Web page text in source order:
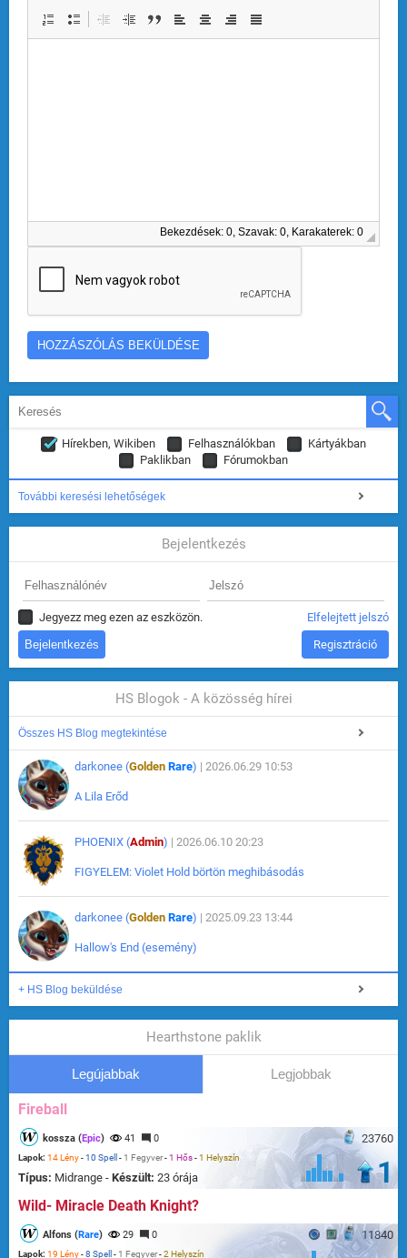
Bekezdések: 0, Szavak: 0, Karakaterek: 0
Hírekben, Wikiben Felhasználókban
Kártyákban
Paklikban
Fórumokban
További keresési lehetőségek
Bejelentkezés
Jegyezz meg ezen az eszközön. Elfelejtett jelszó
Regisztráció
HS Blogok - A közösség hírei
Összes HS Blog megtekintése
darkonee (Golden Rare) | 2026.06.29 10:53
A Lila Erőd
PHOENIX (Admin) | 2026.06.10 20:23
FIGYELEM: Violet Hold börtön meghibásodás
darkonee (Golden Rare) | 2025.09.23 13:44
Hallow's End (esemény)
+ HS Blog beküldése
Hearthstone paklik
Legújabbak Legjobbak
Fireball
23760
kossza (Epic) 41 0
Lapok: 14 Lény-10 Spell - 1 Fegyver-1 Hős-1 Helyszín
Típus: Midrange - Készült: 23 órája 1
Wild- Miracle Death Knight?
11840
Alfons (Rare) 29 0
Lapok: 19 Lény-8 Spell - 1 Fegyver-2 Helyszín